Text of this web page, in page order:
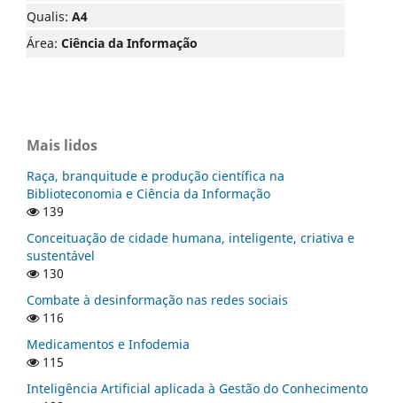
Qualis: A4
Área: Ciência da Informação
Mais lidos
Raça, branquitude e produção científica na
Biblioteconomia e Ciência da Informação
139
Conceituação de cidade humana, inteligente, criativa e
sustentável
130
Combate à desinformação nas redes sociais
116
Medicamentos e Infodemia
115
Inteligência Artificial aplicada à Gestão do Conhecimento